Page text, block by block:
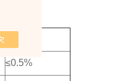
≤0.5%